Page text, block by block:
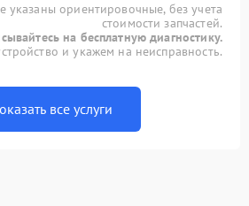
указаны ориентировочные, без учета
стоимости запчастей.
на бесплатную диагностику.
и укажем на неисправность.
все услуги